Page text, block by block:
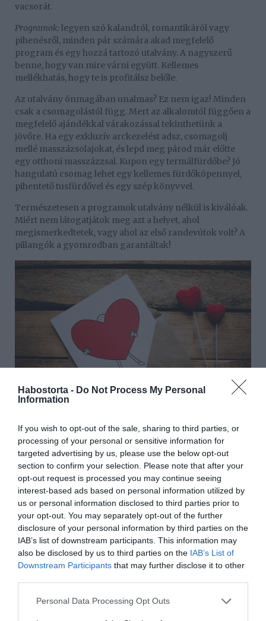
Habostorta - Do Not Process My Personal
Information
If you wish to opt-out of the sale, sharing to third parties, or
processing of your personal or sensitive information for
targeted advertising by us, please use the below opt-out
section to confirm your selection. Please note that after your
opt-out request is processed you may continue seeing
interest-based ads based on personal information utilized by
us or personal information disclosed to third parties prior to
your opt-out. You may separately opt-out of the further
disclosure of your personal information by third parties on the
IAB’s list of downstream participants. This information may
also be disclosed by us to third parties on the IAB’s List of
Downstream Participants that may further disclose it to other
Please note that this website/app uses one or more Google
Personal Data Processing Opt Outs
vacsorát.
Programok:legyen szó kalandról, romantikáról vagy
pihenésről, minden pár számára akad megfelelő
program és egy hozzá tartozó utalvány. A nagyszerű
benne, hogy van mire várni együtt. Kellemes
mellékhatás, hogy te is profitálsz belőle.
Az utalvány önmagában unalmas? Ez nem igaz! Minden
csak a csomagolástól függ. Mert az alkalomtól függően a
megfelelő ajándékkal várakozással tekinthetünk a
jövőre. Ha egy exkluzív arckezelést adsz, csomagolj
mellé masszázsolajokat, és lepd meg párod már előtte
egy otthoni masszázzsal. Kupon egy termálfürdőbe? Jó
hangulatú csomag lehet egy kellemes fürdőköpennyel,
pihentető tusfürdővel és egy szép könyvvel.
Természetesen a programok utalvány nélkül is kiválóak.
Miért nem látogatjátok meg azt a helyet, ahol
megismerkedtetek, vagy ahol az első randevútok volt? A
pillangók a gyomrodban garantáltak!
Házi készítésű ajándékok
A barkácsolás és a kevés idő nem zárja ki egymást
ezekkel az okos last minute ötletekkel:
Emlékek:semmi sem szórakoztatóbb, mint együtt
felidézni a közös emlékeket. A fényképek nyomtatása
egyszerű, gyors, és egy fotókönyvvel, plakáttal vagy
naptárral számtalan kreatív és személyes lehetőség
kínálkozik egy eredeti ajándékhoz.
Házi praliné:adj édeset az édesnek. A csokoládékészítés
önmagában bonyolultabbnak hangzik, mint amilyen az
valójában. Az internet sokféle receptötletet kínál, próbáld